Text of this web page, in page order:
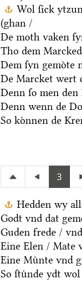
Wol ſick
(ghan /
De moth vaken
Tho dem
Dem ſyn gemoͤte
De Marcket wert
Denn ſo men
Denn wenn de
So koͤnnen de
3
Hedden wy
Godt vnd dat
Guden frede /
Eine Elen / Mate
Eine Muͤnte vnd
So ſtuͤnde ydt